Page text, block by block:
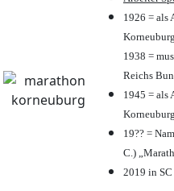
1926 = als
1938 =
Reichs
1945 = als
19?? =
C.)
2019 in